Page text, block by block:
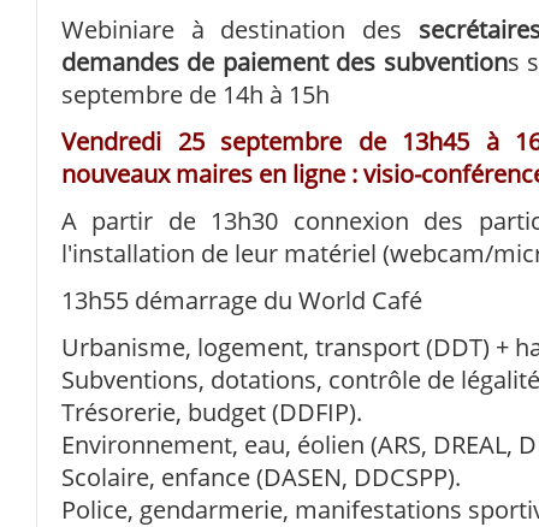
Webiniare à destination des
demandes de paiement des subventions
septembre de 14h à 15h
Vendredi 25 septembre de 13h45 à
nouveaux maires en ligne : visio-
A partir de 13h30 connexion des
l'installation de leur matériel (webcam/
13h55 démarrage du World Café
Urbanisme, logement, transport (DDT) +
Subventions, dotations, contrôle de légalité
Trésorerie, budget (DDFIP).
Environnement, eau, éolien (ARS, DREAL,
Scolaire, enfance (DASEN, DDCSPP).
Police, gendarmerie, manifestations